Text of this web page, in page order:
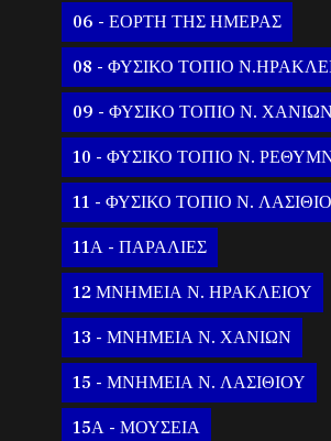
06 - ΕΟΡΤΗ ΤΗΣ ΗΜΕΡΑΣ
08 - ΦΥΣΙΚΟ ΤΟΠΙΟ
09 - ΦΥΣΙΚΟ ΤΟΠΙΟ Ν. ΧΑΝΙΩΝ
10 - ΦΥΣΙΚΟ ΤΟΠΙΟ Ν.
11 - ΦΥΣΙΚΟ ΤΟΠΙΟ Ν.
11Α - ΠΑΡΑΛΙΕΣ
12 ΜΝΗΜΕΙΑ Ν. ΗΡΑΚΛΕΙΟΥ
13 - ΜΝΗΜΕΙΑ Ν. ΧΑΝΙΩΝ
15 - ΜΝΗΜΕΙΑ Ν. ΛΑΣΙΘΙΟΥ
15Α - ΜΟΥΣΕΙΑ